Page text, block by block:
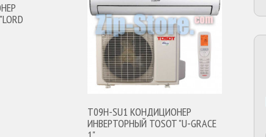
T09H-SU1 КОНДИЦИОНЕР
ИНВЕРТОРНЫЙ TOSOT "U-GRACE